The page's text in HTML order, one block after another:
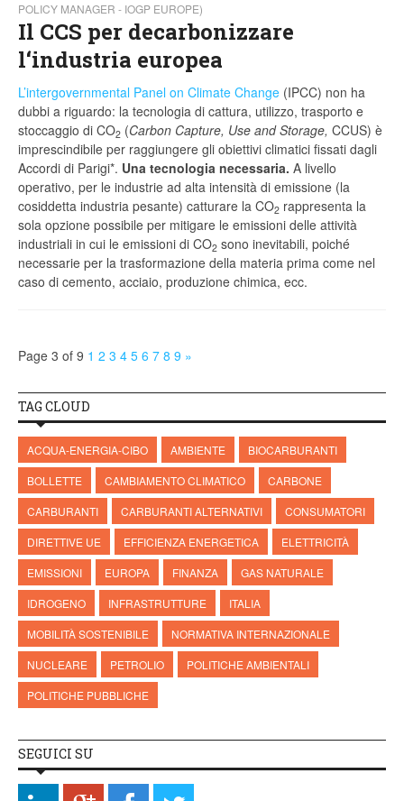
POLICY MANAGER - IOGP EUROPE)
Il CCS per decarbonizzare
l‘industria europea
L’intergovernmental Panel on Climate Change (IPCC) non ha
dubbi a riguardo: la tecnologia di cattura, utilizzo, trasporto e
stoccaggio di CO2 (Carbon Capture, Use and Storage, CCUS) è
imprescindibile per raggiungere gli obiettivi climatici fissati dagli
Accordi di Parigi*. Una tecnologia necessaria. A livello
operativo, per le industrie ad alta intensità di emissione (la
cosiddetta industria pesante) catturare la CO2 rappresenta la
sola opzione possibile per mitigare le emissioni delle attività
industriali in cui le emissioni di CO2 sono inevitabili, poiché
necessarie per la trasformazione della materia prima come nel
caso di cemento, acciaio, produzione chimica, ecc.
Page 3 of 9 1 2 3 4 5 6 7 8 9 »
TAG CLOUD
ACQUA-ENERGIA-CIBO AMBIENTE
BIOCARBURANTI
BOLLETTE
CAMBIAMENTO CLIMATICO
CARBONE
CARBURANTI
CARBURANTI ALTERNATIVI
CONSUMATORI
DIRETTIVE UE
EFFICIENZA ENERGETICA
ELETTRICITÀ
EMISSIONI
EUROPA FINANZA
GAS NATURALE
IDROGENO
INFRASTRUTTURE
ITALIA
MOBILITÀ SOSTENIBILE
NORMATIVA INTERNAZIONALE
NUCLEARE
PETROLIO
POLITICHE AMBIENTALI
POLITICHE PUBBLICHE
SEGUICI SU